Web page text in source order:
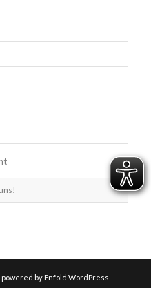
powered by Enfold WordPress